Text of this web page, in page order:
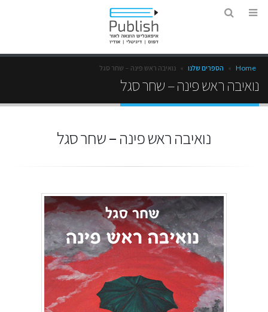
Home
» הספרים שלנו » נואיבה ראש פינה – שחר סגל
נואיבה ראש פינה – שחר סגל
נואיבה ראש פינה – שחר סגל